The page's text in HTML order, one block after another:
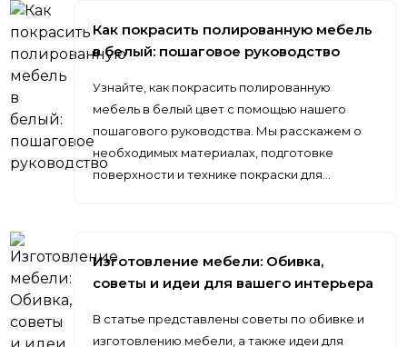
Как покрасить полированную мебель
в белый: пошаговое руководство
Узнайте, как покрасить полированную
мебель в белый цвет с помощью нашего
пошагового руководства. Мы расскажем о
необходимых материалах, подготовке
поверхности и технике покраски для…
Изготовление мебели: Обивка,
советы и идеи для вашего интерьера
В статье представлены советы по обивке и
изготовлению мебели, а также идеи для